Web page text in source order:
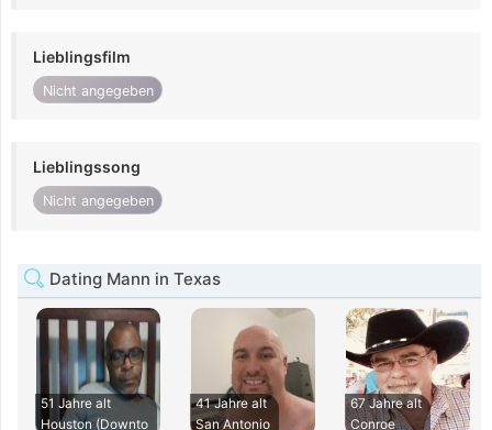
Lieblingsfilm
Nicht angegeben
Lieblingssong
Nicht angegeben
Dating Mann in Texas
51 Jahre alt
Houston (Downto
41 Jahre alt
San Antonio
67 Jahre alt
Conroe